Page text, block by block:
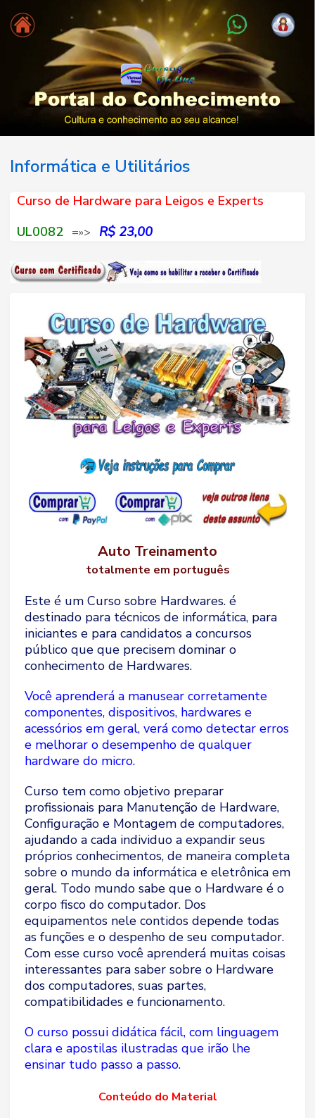
Informática e Utilitários
Curso de Hardware para Leigos e Experts
UL0082 =»> R$ 23,00
Auto Treinamento
totalmente em português
Este é um Curso sobre Hardwares. é
destinado para técnicos de informática, para
iniciantes e para candidatos a concursos
público que que precisem dominar o
conhecimento de Hardwares.
Você aprenderá a manusear corretamente
componentes, dispositivos, hardwares e
acessórios em geral, verá como detectar erros
e melhorar o desempenho de qualquer
hardware do micro.
Curso tem como objetivo preparar
profissionais para Manutenção de Hardware,
Configuração e Montagem de computadores,
ajudando a cada individuo a expandir seus
próprios conhecimentos, de maneira completa
sobre o mundo da informática e eletrônica em
geral. Todo mundo sabe que o Hardware é o
corpo fisco do computador. Dos
equipamentos nele contidos depende todas
as funções e o despenho de seu computador.
Com esse curso você aprenderá muitas coisas
interessantes para saber sobre o Hardware
dos computadores, suas partes,
compatibilidades e funcionamento.
O curso possui didática fácil, com linguagem
clara e apostilas ilustradas que irão lhe
ensinar tudo passo a passo.
Conteúdo do Material